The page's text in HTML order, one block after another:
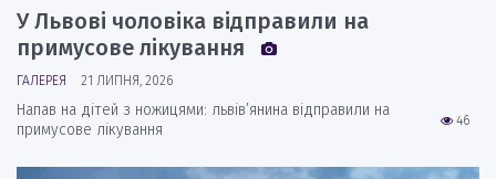
У Львові чоловіка відправили на
примусове лікування
ГАЛЕРЕЯ 21 ЛИПНЯ, 2026
46
Напав на дітей з ножицями: львів’янина відправили на
примусове лікування